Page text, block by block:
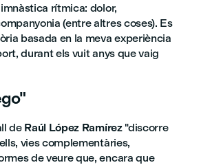
rítmica: dolor,
(entre altres coses). Es
basada en la meva experiència
durant els vuit anys que vaig
deRaúl López Ramírez"discorre
vies complementàries,
de veure que, encara que